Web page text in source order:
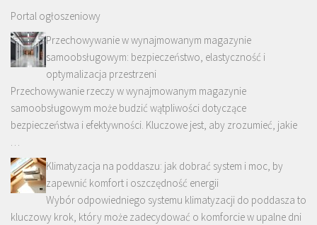
Portal ogłoszeniowy
Przechowywanie w wynajmowanym magazynie
samoobsługowym: bezpieczeństwo, elastyczność i
optymalizacja przestrzeni
Przechowywanie rzeczy w wynajmowanym magazynie
samoobsługowym może budzić wątpliwości dotyczące
bezpieczeństwa i efektywności. Kluczowe jest, aby zrozumieć, jakie
…
Klimatyzacja na poddaszu: jak dobrać system i moc, by
zapewnić komfort i oszczędność energii
Wybór odpowiedniego systemu klimatyzacji do poddasza to
kluczowy krok, który może zadecydować o komforcie w upalne dni